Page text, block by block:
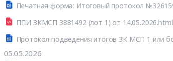
ППИ ЗКМСП 3881492 (лот 1) от 14.05.2026.html
05.05.2026